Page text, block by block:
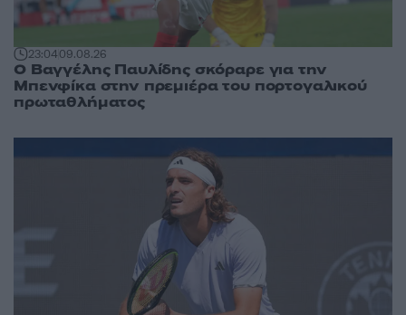
23:0409.08.26
Ο Βαγγέλης Παυλίδης σκόραρε για την
Μπενφίκα στην πρεμιέρα του πορτογαλικού
πρωταθλήματος